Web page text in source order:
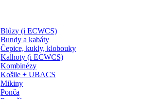
Blůzy (i ECWCS)
Bundy a kabáty
Čepice, kukly, klobouky
Kalhoty (i ECWCS)
Kombinézy
Košile + UBACS
Mikiny
Ponča